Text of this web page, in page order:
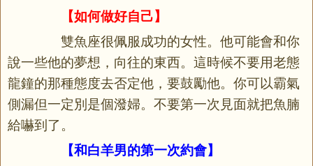
【如何做好自己】
雙魚座很佩服成功的女性。他可能會和你
說一些他的夢想，向往的東西。這時候不要用老態
龍鐘的那種態度去否定他，要鼓勵他。你可以霸氣
側漏但一定別是個潑婦。不要第一次見面就把魚腩
給嚇到了。
【和白羊男的第一次約會】